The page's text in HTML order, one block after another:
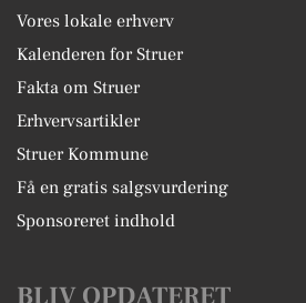
Vores lokale erhverv
Kalenderen for Struer
Fakta om Struer
Erhvervsartikler
Struer Kommune
Få en gratis salgsvurdering
Sponsoreret indhold
BLIV OPDATERET